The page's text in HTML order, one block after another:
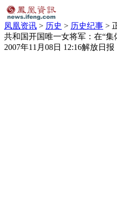
凤凰资讯 > 历史 > 历史纪事 >
共和国开国唯一女将军：在“集
2007年11月08日 12:16解放日报